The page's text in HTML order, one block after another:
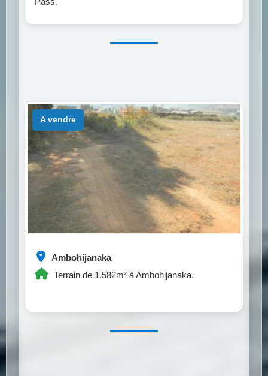
Ambohijanaka
Terrain de 1.582m² à Ambohijanaka.
a vendre